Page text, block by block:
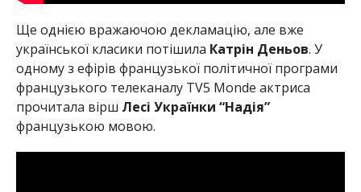
Ще однією вражаючою декламацію, але вже
української класики потішила Катрін Деньов. У
одному з ефірів французької політичної програми
французького телеканалу TV5 Monde актриса
прочитала вірш Лесі Українки “Надія”
французькою мовою.